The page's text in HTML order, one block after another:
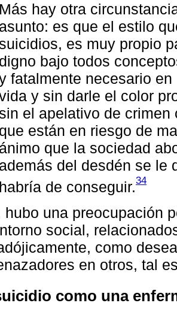
Más hay otra
asunto: es que el estilo
suicidios, es muy propio
digno bajo todos
fatalmente necesario
y sin darle el color
sin el apelativo de
que están en riesgo de
ánimo que la sociedad
además del desdén se le
habría de conseguir.34
hubo una preocupación
social,
como
en otros, tal
como una